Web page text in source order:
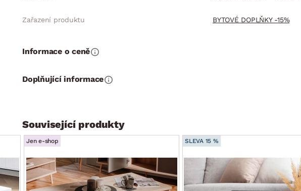
Zařazení produktu BYTOVÉ DOPLŇKY -15%
Informace o ceně
Doplňující informace
Související produkty
Jen e-shop SLEVA 15 %